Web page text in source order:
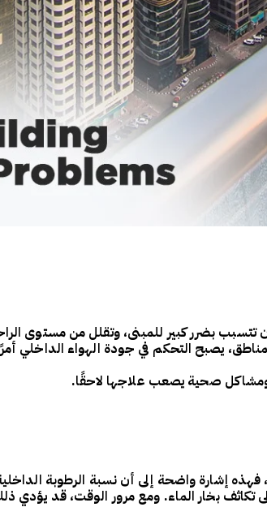
تتسبب بضرر كبير للمبنى، وتقلل من مستوى
يصبح التحكم في جودة الهواء الداخلي
صحية يصعب علاجها لاحقًا.
إشارة واضحة إلى أن نسبة الرطوبة
تكاثف بخار الماء. ومع مرور الوقت، قد يؤدي